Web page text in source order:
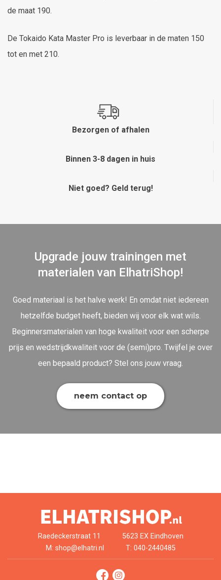
de maat 190.
De Tokaido Kata Master Pro is leverbaar in de maten 150
tot en met 210.
Bezorgen of afhalen
Binnen 3-8 dagen in huis
Niet goed? Geld terug!
Upgrade jouw trainingen met
materialen van ElhatriShop!
Goed materiaal is het halve werk! En omdat niet iedereen
hetzelfde budget heeft, bieden wij voor elk wat wils.
Beginnersmaterialen van hoge kwaliteit voor een scherpe
prijs en wedstrijdkwaliteit voor de (semi)pro. Twijfel je over
een bepaald product? Stel ons jouw vraag.
neem contact op
Raedeckerstraat 11
5623 EX Eindhoven
M: shop@elhatri.nl
T: 040-2440485